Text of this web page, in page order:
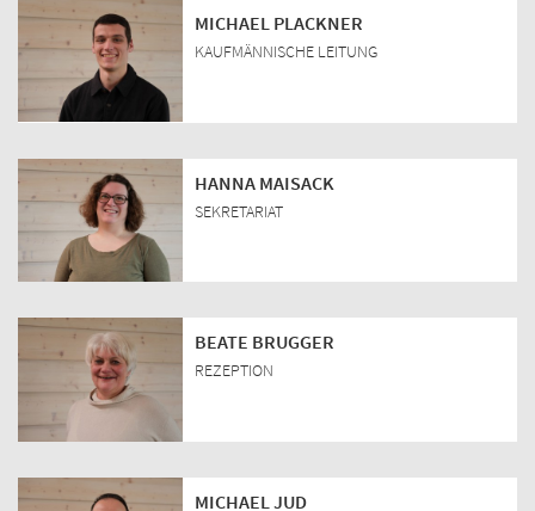
MICHAEL PLACKNER
KAUFMÄNNISCHE LEITUNG
HANNA MAISACK
SEKRETARIAT
BEATE BRUGGER
REZEPTION
MICHAEL JUD